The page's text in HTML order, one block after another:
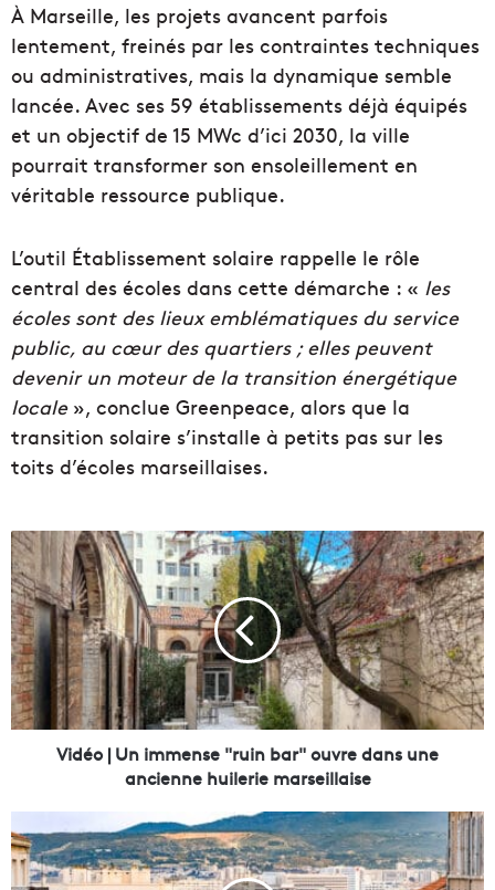
À Marseille, les projets avancent parfois
lentement, freinés par les contraintes techniques
ou administratives, mais la dynamique semble
lancée. Avec ses 59 établissements déjà équipés
et un objectif de 15 MWc d’ici 2030, la ville
pourrait transformer son ensoleillement en
véritable ressource publique.
L’outil Établissement solaire rappelle le rôle
central des écoles dans cette démarche : « les
écoles sont des lieux emblématiques du service
public, au cœur des quartiers ; elles peuvent
devenir un moteur de la transition énergétique
locale», conclue Greenpeace, alors que la
transition solaire s’installe à petits pas sur les
toits d’écoles marseillaises.
V
i
d
é
o
|
U
n
i
s
e
Vidéo | Un immense "ruin bar" ouvre dans une
ancienne huilerie marseillaise
v
e